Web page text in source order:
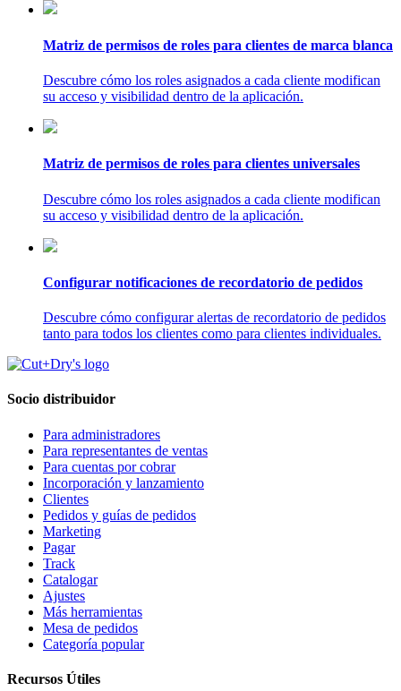
Matriz de permisos de roles para clientes de marca blanca
Descubre cómo los roles asignados a cada cliente modifican
su acceso y visibilidad dentro de la aplicación.
Matriz de permisos de roles para clientes universales
Descubre cómo los roles asignados a cada cliente modifican
su acceso y visibilidad dentro de la aplicación.
Configurar notificaciones de recordatorio de pedidos
Descubre cómo configurar alertas de recordatorio de pedidos
tanto para todos los clientes como para clientes individuales.
Socio distribuidor
Para administradores
Para representantes de ventas
Para cuentas por cobrar
Incorporación y lanzamiento
Clientes
Pedidos y guías de pedidos
Marketing
Pagar
Track
Catalogar
Ajustes
Más herramientas
Mesa de pedidos
Categoría popular
Recursos Útiles